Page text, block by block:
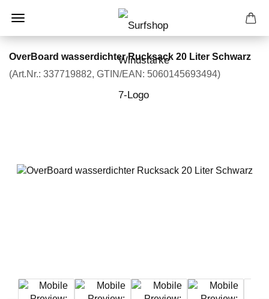
OverBoard wasserdichter Rucksack 20 Liter Schwarz
(Art.Nr.: 337719882 GTIN/EAN: 5060145693494)